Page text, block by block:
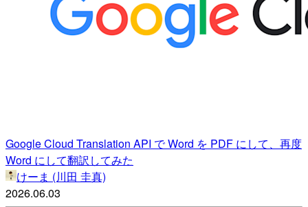
Google Cloud Translation API で Word を PDF にして、再度
Word にして翻訳してみた
けーま (川田 圭真)
2026.06.03